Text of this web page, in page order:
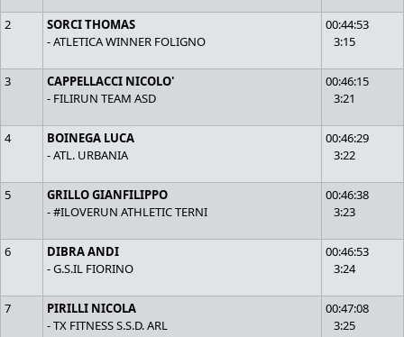
2
SORCI THOMAS
- ATLETICA WINNER FOLIGNO
00:44:53
3:15
3
CAPPELLACCI NICOLO'
- FILIRUN TEAM ASD
00:46:15
3:21
4
BOINEGA LUCA
- ATL. URBANIA
00:46:29
3:22
5
GRILLO GIANFILIPPO
- #ILOVERUN ATHLETIC TERNI
00:46:38
3:23
6
DIBRA ANDI
- G.S.IL FIORINO
00:46:53
3:24
7
PIRILLI NICOLA
- TX FITNESS S.S.D. ARL
00:47:08
3:25